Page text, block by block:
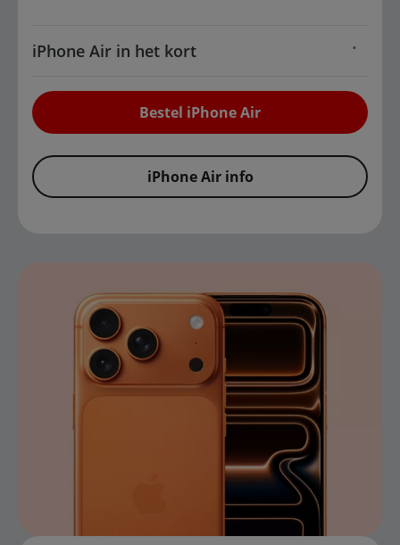
iPhone Air in het kort
Bestel iPhone Air
iPhone Air info